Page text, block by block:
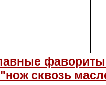
фавориты
"нож сквозь